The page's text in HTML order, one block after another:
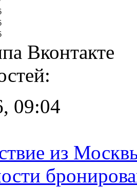
Вконтакте
09:04
из